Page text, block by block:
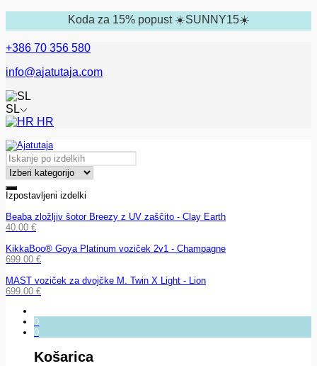
Koda za 15% popust ☀️SUNNY15☀️
+386 70 356 580
info@ajatutaja.com
SL
HR
Izpostavljeni izdelki
Beaba zložljiv šotor Breezy z UV zaščito - Clay Earth
40.00 €
KikkaBoo® Goya Platinum voziček 2v1 - Champagne
699.00 €
MAST voziček za dvojčke M. Twin X Light - Lion
699.00 €
0
0
Košarica